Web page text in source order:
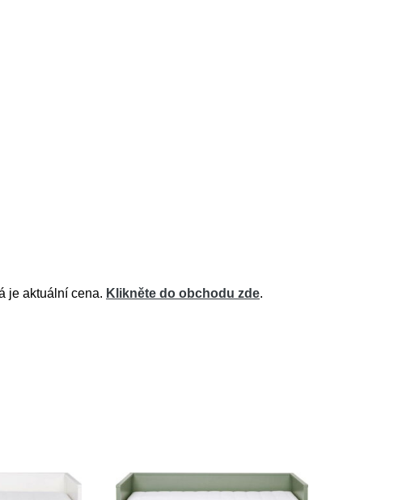
je aktuální cena. Klikněte do obchodu zde.